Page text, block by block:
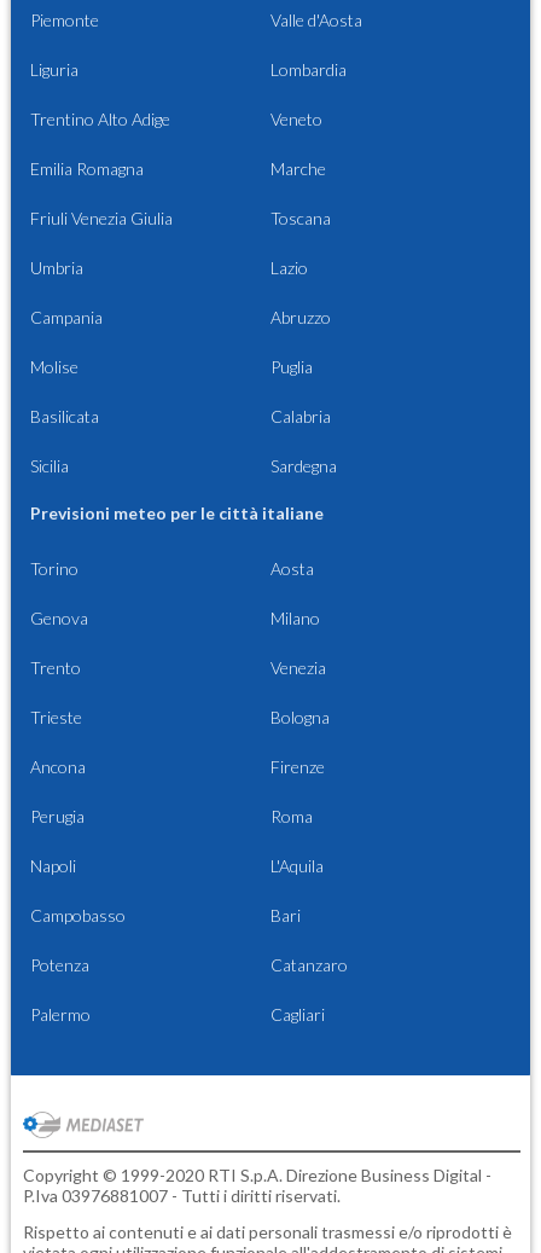
Piemonte Valle d'Aosta
Liguria Lombardia
Trentino Alto Adige Veneto
Emilia Romagna Marche
Friuli Venezia Giulia Toscana
Umbria Lazio
Campania Abruzzo
Molise Puglia
Basilicata Calabria
Sicilia Sardegna
Previsioni meteo per le città italiane
Torino Aosta
Genova Milano
Trento Venezia
Trieste Bologna
Ancona Firenze
Perugia Roma
Napoli L'Aquila
Campobasso Bari
Potenza Catanzaro
Palermo Cagliari
Copyright © 1999-2020 RTI S.p.A. Direzione Business Digital -
P.Iva 03976881007 - Tutti i diritti riservati.
Rispetto ai contenuti e ai dati personali trasmessi e/o riprodotti è